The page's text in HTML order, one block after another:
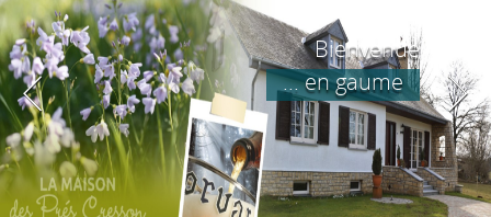
Bienvenue
... en gaume